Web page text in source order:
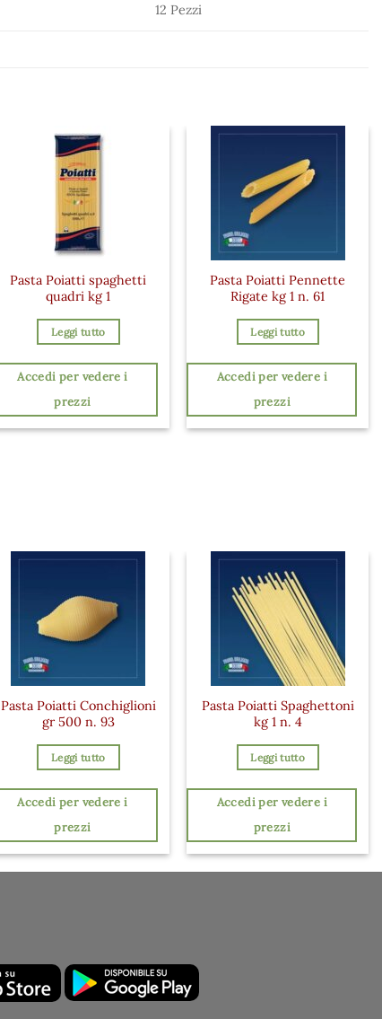
12 Pezzi
Pasta Poiatti spaghetti
quadri kg 1
Leggi tutto
Accedi per vedere i
prezzi
Pasta Poiatti Pennette
Rigate kg 1 n. 61
Leggi tutto
Accedi per vedere i
prezzi
Pasta Poiatti Conchiglioni
gr 500 n. 93
Leggi tutto
Accedi per vedere i
prezzi
Pasta Poiatti Spaghettoni
kg 1 n. 4
Leggi tutto
Accedi per vedere i
prezzi